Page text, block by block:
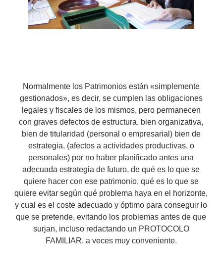
Normalmente los Patrimonios están «simplemente
gestionados», es decir, se cumplen las obligaciones
legales y fiscales de los mismos, pero permanecen
con graves defectos de estructura, bien organizativa,
bien de titularidad (personal o empresarial) bien de
estrategia, (afectos a actividades productivas, o
personales) por no haber planificado antes una
adecuada estrategia de futuro, de qué es lo que se
quiere hacer con ese patrimonio, qué es lo que se
quiere evitar según qué problema haya en el horizonte,
y cual es el coste adecuado y óptimo para conseguir lo
que se pretende, evitando los problemas antes de que
surjan, incluso redactando un PROTOCOLO
FAMILIAR, a veces muy conveniente.